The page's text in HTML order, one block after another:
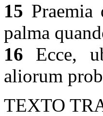
15
palma
16 Ecce,
aliorum
TEXTO